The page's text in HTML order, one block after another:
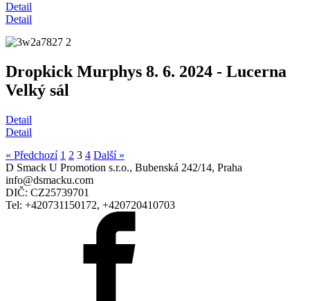
Detail
Detail
Dropkick Murphys 8. 6. 2024 - Lucerna
Velký sál
Detail
Detail
« Předchozí 1 2 3 4 Další »
D Smack U Promotion s.r.o., Bubenská 242/14, Praha
info@dsmacku.com
DIČ: CZ25739701
Tel: +420731150172, +420720410703